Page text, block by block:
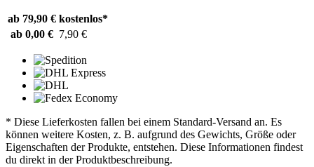
ab 79,90 € kostenlos*
ab 0,00 € 7,90 €
* Diese Lieferkosten fallen bei einem Standard-Versand an. Es
können weitere Kosten, z. B. aufgrund des Gewichts, Größe oder
Eigenschaften der Produkte, entstehen. Diese Informationen findest
du direkt in der Produktbeschreibung.